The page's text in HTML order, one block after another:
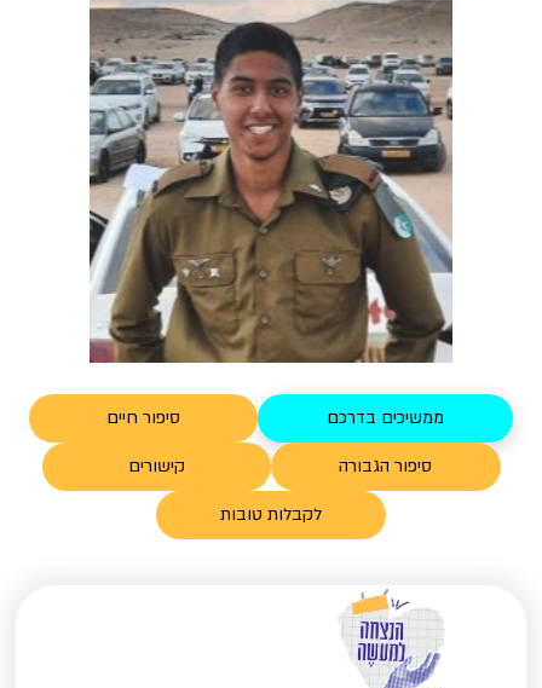
ממשיכים בדרכם סיפור חיים
סיפור הגבורה קישורים
לקבלות טובות